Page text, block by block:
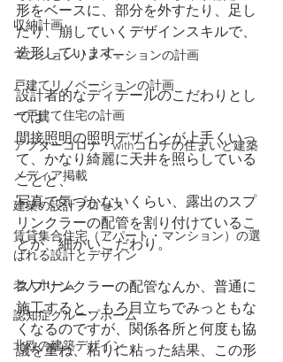
収納計画
マンションリノベーションの計画
戸建てリノベーションの計画
一戸建て住宅の計画
アフターコロナ・withコロナの住まいと建築
メディア掲載
建築の設計プロセス
賃貸集合住宅（アパート・マンション）の選
ばれる設計とデザイン
老人ホーム
認知症グループホーム
北欧の建築デザイン
形をベースに、部分を外すたり、足し
たり、崩していくデザインスキルで、
造形しています。
設計者的なディテールのこだわりとし
ては、
間接照明の照明デザインが上手くいっ
て、かなり綺麗に天井を照らしている
ことと、
写真で気づかないくらい、露出のスプ
リンクラーの配管を割り付けているこ
とが、細かいこだわり。
スプリンクラーの配管なんか、普通に
施工すると、もろ目立ちでみっともな
くなるのですが、関係各所と何度も協
議を重ね、粘りに粘った結果、この形